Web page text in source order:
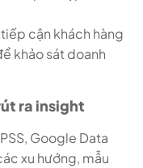
cận khách hàng
khảo sát doanh
ra insight
Google Data
xu hướng, mẫu